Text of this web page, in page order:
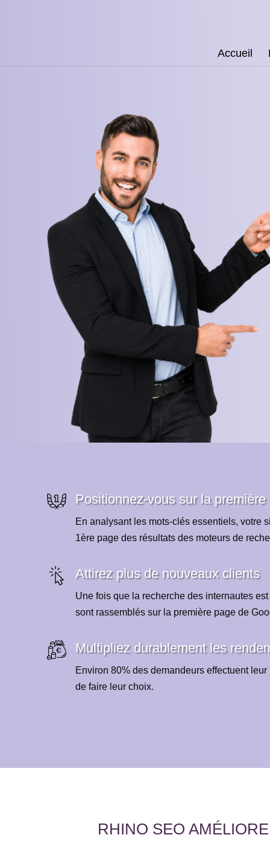
Accueil
Positionnez-vous sur la première
En analysant les mots-clés essentiels, votre
1ère page des résultats des moteurs de
Attirez plus de nouveaux clients
Une fois que la recherche des internautes
sont rassemblés sur la première page de
Multipliez durablement les
Environ 80% des demandeurs effectuent
de faire leur choix.
RHINO SEO